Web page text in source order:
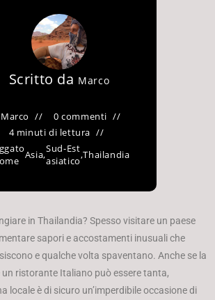
Scritto da Marco
Marco
0 commenti
4 minuti di lettura
Asia,Sud-Est
asiatico,Thailandia
in Thailandia? Spesso visitare un paese
sapori e accostamenti inusuali che
e qualche volta spaventano. Anche se la
ristorante Italiano può essere tanta,
locale è di sicuro un’imperdibile occasione di